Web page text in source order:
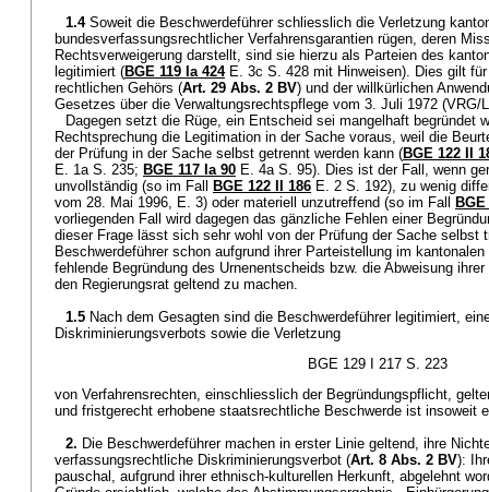
1.4 Soweit die Beschwerdeführer schliesslich die Verletzung
bundesverfassungsrechtlicher Verfahrensgarantien rügen, deren
Rechtsverweigerung darstellt, sind sie hierzu als Parteien des
legitimiert (BGE 119 Ia 424E. 3c S. 428 mit Hinweisen). Dies gilt
rechtlichen Gehörs (Art. 29 Abs. 2 BV) und der willkürlichen
Gesetzes über die Verwaltungsrechtspflege vom 3. Juli 1972 (VRG/
Dagegen setzt die Rüge, ein Entscheid sei mangelhaft begründet
Rechtsprechung die Legitimation in der Sache voraus, weil die
der Prüfung in der Sache selbst getrennt werden kann (BGE 122 II
E. 1a S. 235; BGE 117 Ia 90 E. 4a S. 95). Dies ist der Fall, wenn
unvollständig (so im Fall
BGE 122 II 186 E. 2 S. 192), zu wenig
vom 28. Mai 1996, E. 3) oder materiell unzutreffend (so im Fall
vorliegenden Fall wird dagegen das gänzliche Fehlen einer
dieser Frage lässt sich sehr wohl von der Prüfung der Sache selbst
Beschwerdeführer schon aufgrund ihrer Parteistellung im
fehlende Begründung des Urnenentscheids bzw. die Abweisung
den Regierungsrat geltend zu machen.
1.5 Nach dem Gesagten sind die Beschwerdeführer legitimiert,
Diskriminierungsverbots sowie die Verletzung
BGE 129 I 217 S. 223
von Verfahrensrechten, einschliesslich der Begründungspflicht,
und fristgerecht erhobene staatsrechtliche Beschwerde ist insoweit
2. Die Beschwerdeführer machen in erster Linie geltend, ihre
verfassungsrechtliche Diskriminierungsverbot (Art. 8 Abs. 2 BV):
pauschal, aufgrund ihrer ethnisch-kulturellen Herkunft, abgelehnt